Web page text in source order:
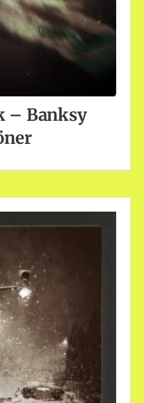
– Banksy